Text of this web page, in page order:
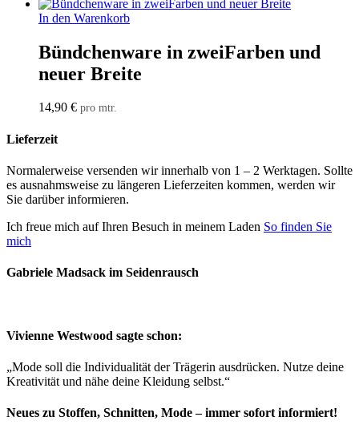
In den Warenkorb
Bündchenware in zweiFarben und
neuer Breite
14,90 € pro mtr.
Lieferzeit
Normalerweise versenden wir innerhalb von 1 – 2 Werktagen. Sollte
es ausnahmsweise zu längeren Lieferzeiten kommen, werden wir
Sie darüber informieren.
Ich freue mich auf Ihren Besuch in meinem Laden So finden Sie
mich
Gabriele Madsack im Seidenrausch
Vivienne Westwood sagte schon:
„Mode soll die Individualität der Trägerin ausdrücken. Nutze deine
Kreativität und nähe deine Kleidung selbst.“
Neues zu Stoffen, Schnitten, Mode – immer sofort informiert!